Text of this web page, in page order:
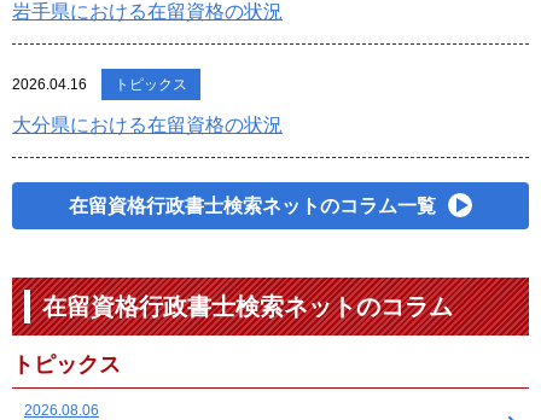
岩手県における在留資格の状況
2026.04.16 トピックス
大分県における在留資格の状況
在留資格行政書士検索ネットのコラム一覧
在留資格行政書士検索ネットのコラム
トピックス
2026.08.06